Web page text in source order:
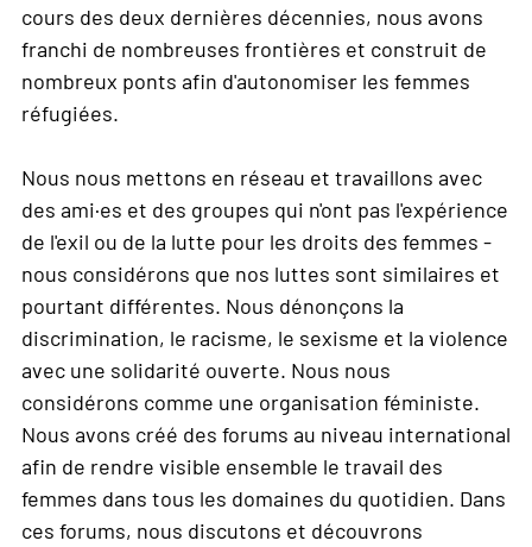
cours des deux dernières décennies, nous avons
franchi de nombreuses frontières et construit de
nombreux ponts afin d'autonomiser les femmes
réfugiées.
Nous nous mettons en réseau et travaillons avec
des ami·es et des groupes qui n'ont pas l'expérience
de l'exil ou de la lutte pour les droits des femmes -
nous considérons que nos luttes sont similaires et
pourtant différentes. Nous dénonçons la
discrimination, le racisme, le sexisme et la violence
avec une solidarité ouverte. Nous nous
considérons comme une organisation féministe.
Nous avons créé des forums au niveau international
afin de rendre visible ensemble le travail des
femmes dans tous les domaines du quotidien. Dans
ces forums, nous discutons et découvrons